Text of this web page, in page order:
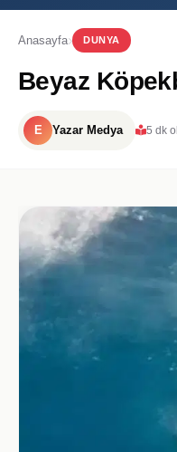
Anasayfa DUNYA
Beyaz
E Yazar Medya 5 dk